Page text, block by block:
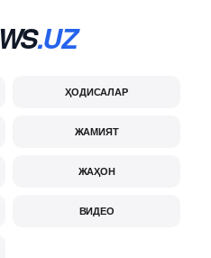
.UZ
ҲОДИСАЛАР
ЖАМИЯТ
ЖАҲОН
ВИДЕО